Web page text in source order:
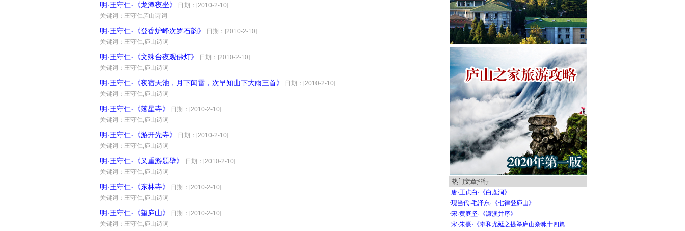
·明·王守仁·《龙潭夜坐》
日期：[2010-2-10]
关键词：王守仁庐山诗词
·明·王守仁·《登香炉峰次罗石韵》
日期：[2010-2-10]
关键词：王守仁,庐山诗词
·明·王守仁·《文殊台夜观佛灯》
日期：[2010-2-10]
关键词：王守仁,庐山诗词
·明·王守仁·《夜宿天池，月下闻雷，次早知山下大雨三首》
日期：[2010-2-10]
关键词：王守仁,庐山诗词
·明·王守仁·《落星寺》
日期：[2010-2-10]
关键词：王守仁,庐山诗词
·明·王守仁·《游开先寺》
日期：[2010-2-10]
关键词：王守仁,庐山诗词
·明·王守仁·《又重游题壁》
日期：[2010-2-10]
关键词：王守仁,庐山诗词
·明·王守仁·《东林寺》
日期：[2010-2-10]
关键词：王守仁,庐山诗词
·明·王守仁·《望庐山》
日期：[2010-2-10]
关键词：王守仁,庐山诗词
热门文章排行
·唐·王贞白·《白鹿洞》
·现当代·毛泽东·《七律登庐山》
·宋·黄庭坚·《濂溪并序》
·宋·朱熹·《奉和尤延之提举庐山杂咏十四篇